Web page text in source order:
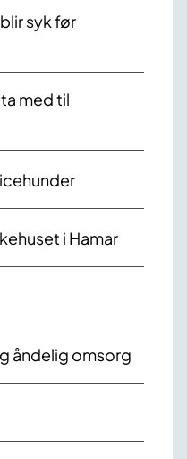
syk før
med til
i Hamar
åndelig omsorg